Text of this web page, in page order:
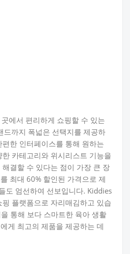
에서 편리하게 쇼핑할 수 있는
드까지 폭넓은 선택지를 제공하
한 인터페이스를 통해 원하는
카테고리와 위시리스트 기능을
결할 수 있다는 점이 가장 큰 장
최대 60% 할인된 가격으로 제
도 엄선하여 선보입니다. Kiddies
플랫폼으로 자리매김하고 있습
통해 보다 스마트한 육아 생활
게 최고의 제품을 제공하는 데